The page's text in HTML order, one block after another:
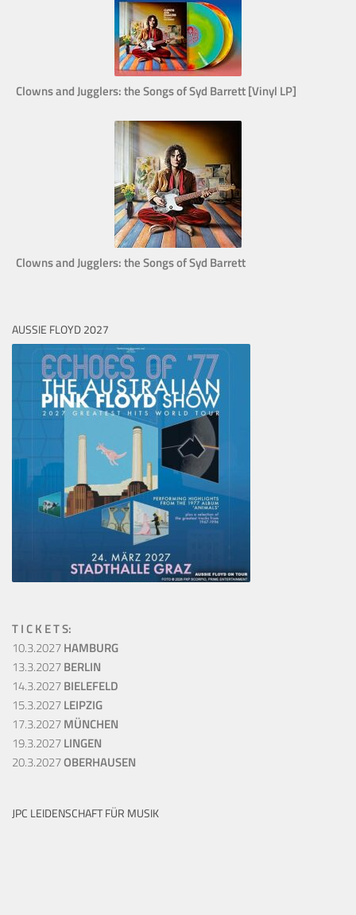
Clowns and Jugglers: the Songs of Syd Barrett [Vinyl LP]
Clowns and Jugglers: the Songs of Syd Barrett
AUSSIE FLOYD 2027
T I C K E T S:
10.3.2027HAMBURG
13.3.2027BERLIN
14.3.2027BIELEFELD
15.3.2027LEIPZIG
17.3.2027MÜNCHEN
19.3.2027LINGEN
20.3.2027OBERHAUSEN
JPC LEIDENSCHAFT FÜR MUSIK